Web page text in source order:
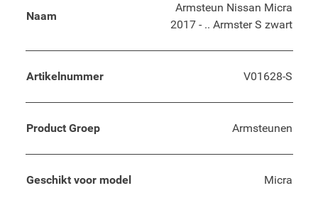
Naam
Armsteun Nissan Micra
2017 - .. Armster S zwart
Artikelnummer V01628-S
Product Groep Armsteunen
Geschikt voor model Micra